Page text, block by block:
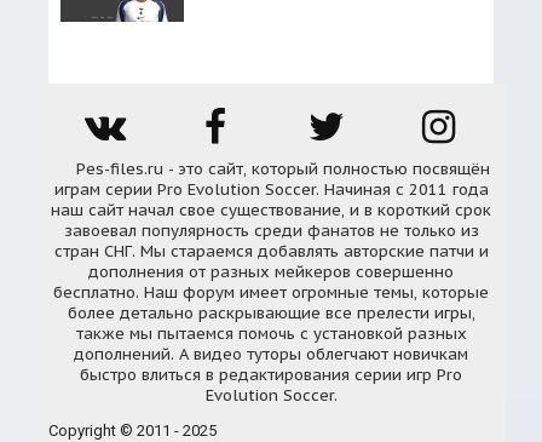
Pes-files.ru - это сайт, который полностью посвящён
играм серии Pro Evolution Soccer. Начиная с 2011 года
наш сайт начал свое существование, и в короткий срок
завоевал популярность среди фанатов не только из
стран СНГ. Мы стараемся добавлять авторские патчи и
дополнения от разных мейкеров совершенно
бесплатно. Наш форум имеет огромные темы, которые
более детально раскрывающие все прелести игры,
также мы пытаемся помочь с установкой разных
дополнений. А видео туторы облегчают новичкам
быстро влиться в редактирования серии игр Pro
Evolution Soccer.
Copyright © 2011 - 2025